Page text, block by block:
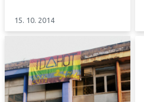
15. 10. 2014